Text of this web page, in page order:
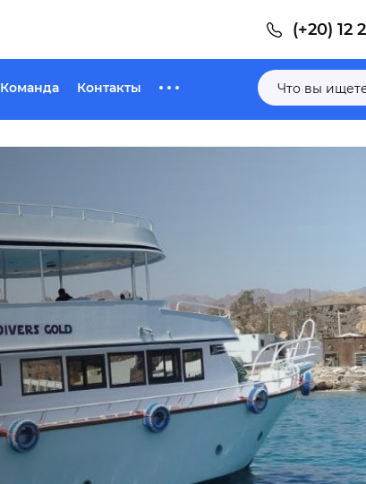
(+20) 12
Команда Контакты